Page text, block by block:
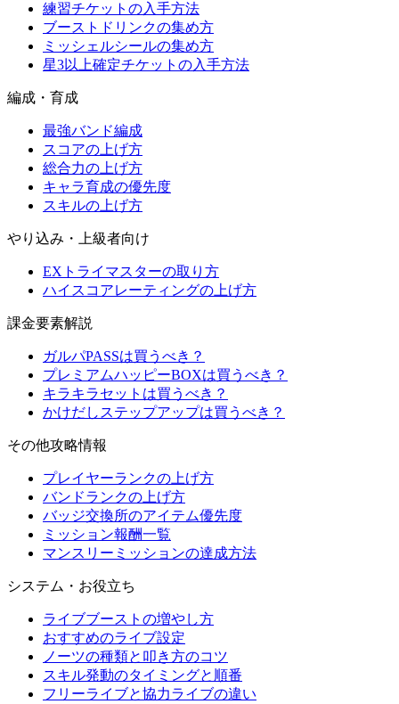
練習チケットの入手方法
ブーストドリンクの集め方
ミッシェルシールの集め方
星3以上確定チケットの入手方法
編成・育成
最強バンド編成
スコアの上げ方
総合力の上げ方
キャラ育成の優先度
スキルの上げ方
やり込み・上級者向け
EXトライマスターの取り方
ハイスコアレーティングの上げ方
課金要素解説
ガルパPASSは買うべき？
プレミアムハッピーBOXは買うべき？
キラキラセットは買うべき？
かけだしステップアップは買うべき？
その他攻略情報
プレイヤーランクの上げ方
バンドランクの上げ方
バッジ交換所のアイテム優先度
ミッション報酬一覧
マンスリーミッションの達成方法
システム・お役立ち
ライブブーストの増やし方
おすすめのライブ設定
ノーツの種類と叩き方のコツ
スキル発動のタイミングと順番
フリーライブと協力ライブの違い